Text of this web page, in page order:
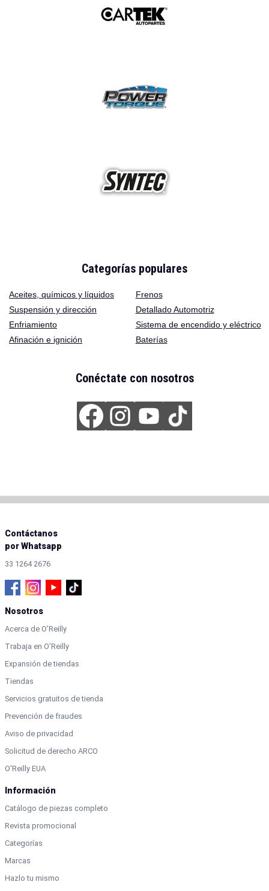
Categorías populares
Aceites químicos y líquidos
Frenos
Suspensión y dirección
Detallado Automotriz
Enfriamiento
Sistema de encendido y eléctrico
Afinación e ignición
Baterías
Conéctate con nosotros
Contáctanos
por Whatsapp
33 1264 2676
Nosotros
Acerca de O’Reilly
Trabaja en O’Reilly
Expansión de tiendas
Tiendas
Servicios gratuitos de tienda
Prevención de fraudes
Aviso de privacidad
Solicitud de derecho ARCO
O'Reilly EUA
Información
Catálogo de piezas completo
Revista promocional
Categorías
Marcas
Hazlo tu mismo